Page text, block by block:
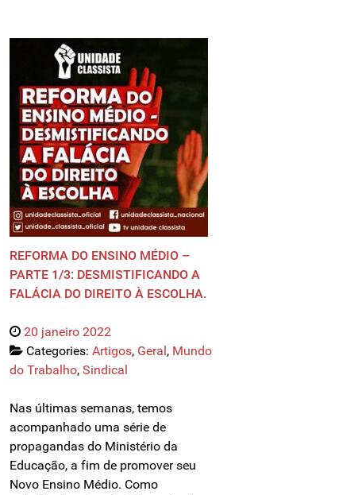
REFORMA DO ENSINO MÉDIO –
PARTE 1/3: DESMISTIFICANDO A
FALÁCIA DO DIREITO À ESCOLHA.
20 janeiro 2022
Categories: Artigos, Geral , Mundo
do Trabalho, Sindical
Nas últimas semanas, temos
acompanhado uma série de
propagandas do Ministério da
Educação, a fim de promover seu
Novo Ensino Médio. Como